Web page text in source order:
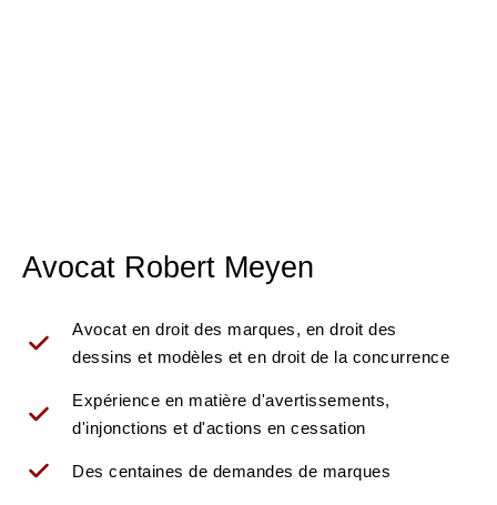
Avocat Robert Meyen
Avocat en droit des marques, en droit des
dessins et modèles et en droit de la concurrence
Expérience en matière d'avertissements,
d'injonctions et d'actions en cessation
Des centaines de demandes de marques